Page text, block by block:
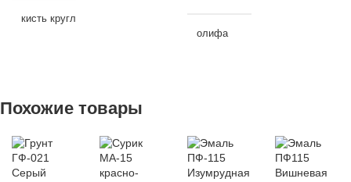
кисть круглая
для строительства,
для хозяйственно-
ЦВЕТ бежевый
ЦВЕТ
МАТЕРИАЛ
олифа
для хозяйственно-
бытовых нужд
Похожие товары